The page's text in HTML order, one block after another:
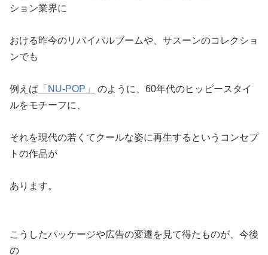
ション業界に
おける昨今のリバイバルブームや、サスーンのコレクショ
ンでも
例えば 「NU-POP」
のように、60年代のヒッピースタイ
ルをモチーフに、
それを現代の若くてクールな姿に再生するというコンセプ
トの作品が
あります。
こうしたパッケージや広告の変遷を見て得たものが、今後
の